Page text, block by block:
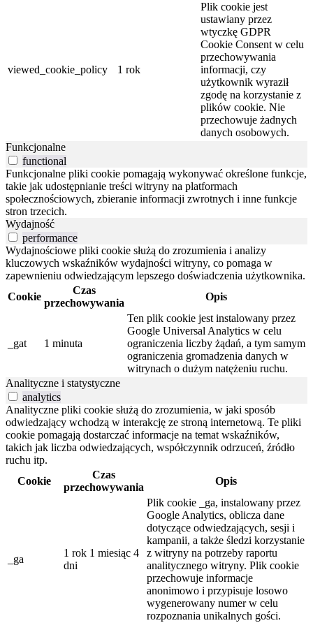
viewed_cookie_policy 1 rok
Plik cookie jest
ustawiany przez
wtyczkę GDPR
Cookie Consent w celu
przechowywania
informacji, czy
użytkownik wyraził
zgodę na korzystanie z
plików cookie. Nie
przechowuje żadnych
danych osobowych.
Funkcjonalne
functional
Funkcjonalne pliki cookie pomagają wykonywać określone funkcje,
takie jak udostępnianie treści witryny na platformach
społecznościowych, zbieranie informacji zwrotnych i inne funkcje
stron trzecich.
Wydajność
performance
Wydajnościowe pliki cookie służą do zrozumienia i analizy
kluczowych wskaźników wydajności witryny, co pomaga w
zapewnieniu odwiedzającym lepszego doświadczenia użytkownika.
Cookie
Czas
przechowywania
Opis
_gat 1 minuta
Ten plik cookie jest instalowany przez
Google Universal Analytics w celu
ograniczenia liczby żądań, a tym samym
ograniczenia gromadzenia danych w
witrynach o dużym natężeniu ruchu.
Analityczne i statystyczne
analytics
Analityczne pliki cookie służą do zrozumienia, w jaki sposób
odwiedzający wchodzą w interakcję ze stroną internetową. Te pliki
cookie pomagają dostarczać informacje na temat wskaźników,
takich jak liczba odwiedzających, współczynnik odrzuceń, źródło
ruchu itp.
Cookie
Czas
przechowywania
Opis
_ga
1 rok 1 miesiąc 4
dni
Plik cookie _ga, instalowany przez
Google Analytics, oblicza dane
dotyczące odwiedzających, sesji i
kampanii, a także śledzi korzystanie
z witryny na potrzeby raportu
analitycznego witryny. Plik cookie
przechowuje informacje
anonimowo i przypisuje losowo
wygenerowany numer w celu
rozpoznania unikalnych gości.